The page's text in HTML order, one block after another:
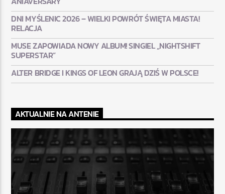
DNI MYŚLENIC 2026 – WIELKI POWRÓT ŚWIĘTA MIASTA!
RELACJA
MUSE ZAPOWIADA NOWY ALBUM! SINGIEL „NIGHTSHIFT
SUPERSTAR”
ALTER BRIDGE I KINGS OF LEON GRAJĄ DZIŚ W POLSCE!
AKTUALNIE NA ANTENIE